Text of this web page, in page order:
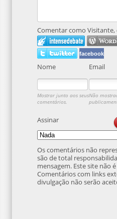
Comentar como Visitante,
facebook
Nome Email
Mostrar junto aos seus
comentários.
Não
Assinar
Os comentários não
são de total
mensagem. Este site não
Comentários com links
divulgação não serão